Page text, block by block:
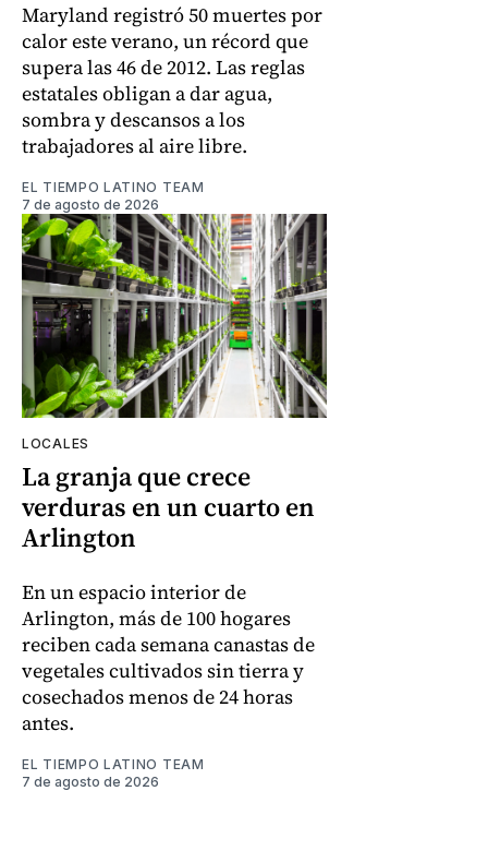
Maryland registró 50 muertes por
calor este verano, un récord que
supera las 46 de 2012. Las reglas
estatales obligan a dar agua,
sombra y descansos a los
trabajadores al aire libre.
EL TIEMPO LATINO TEAM
7 de agosto de 2026
LOCALES
La granja que crece
verduras en un cuarto en
Arlington
En un espacio interior de
Arlington, más de 100 hogares
reciben cada semana canastas de
vegetales cultivados sin tierra y
cosechados menos de 24 horas
antes.
EL TIEMPO LATINO TEAM
7 de agosto de 2026